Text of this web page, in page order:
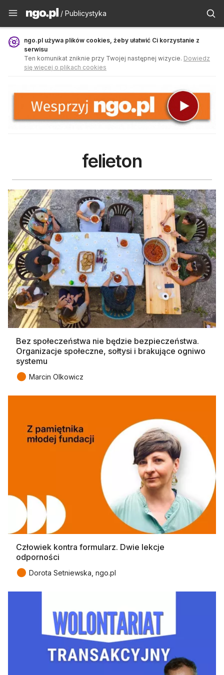
Publicystyka - ngo.pl
/ Publicystyka
ngo.pl używa plików cookies, żeby ułatwić Ci korzystanie z
serwisu
Ten komunikat zniknie przy Twojej następnej wizycie. Dowiedz
się więcej o plikach cookies
felieton
Bez społeczeństwa nie będzie bezpieczeństwa.
Organizacje społeczne, sołtysi i brakujące ogniwo
systemu
● Marcin Olkowicz
Człowiek kontra formularz. Dwie lekcje
odporności
● Dorota Setniewska, ngo.pl